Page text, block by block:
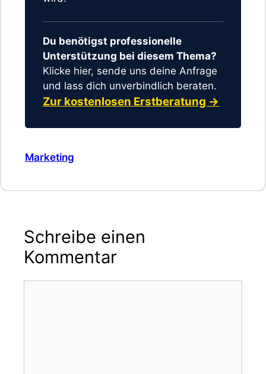
Du benötigst professionelle
Unterstützung bei diesem Thema?
Klicke hier, sende uns deine Anfrage
und lass dich unverbindlich beraten.
Zur kostenlosen Erstberatung →
Kategorien
Marketing
Schreibe einen
Kommentar